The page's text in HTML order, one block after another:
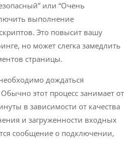
или “Очень
выполнение
Это повысит вашу
но может слегка замедлить
страницы.
дождаться
этот процесс занимает от
в зависимости от качества
и загруженности входных
сообщение о подключении,